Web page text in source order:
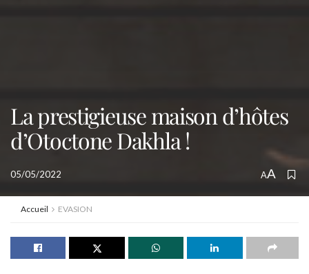
La prestigieuse maison d’hôtes
d’Otoctone Dakhla !
05/05/2022 AA
Accueil EVASION